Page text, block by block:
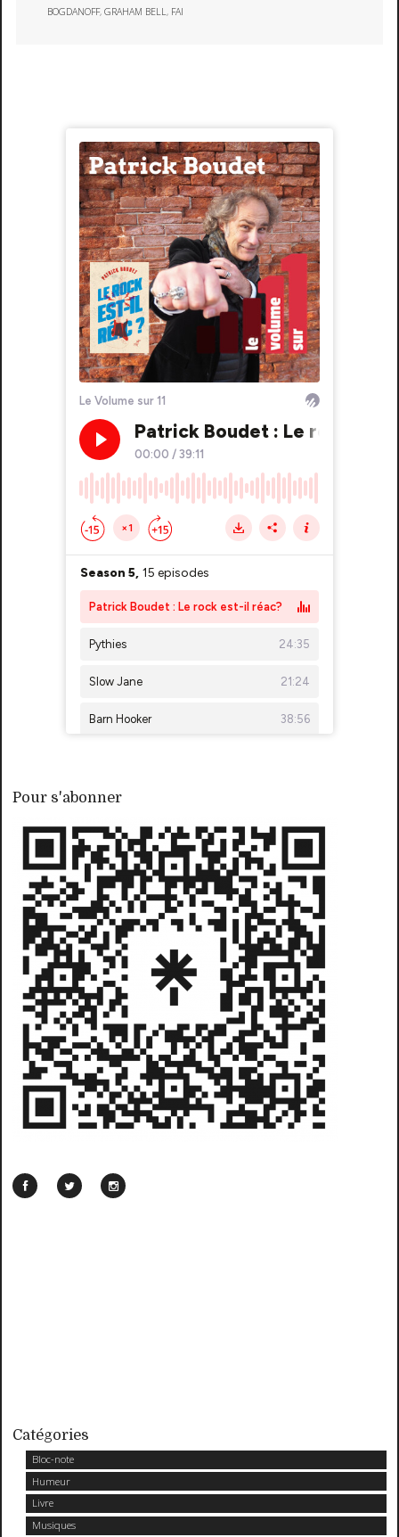
Pour s'abonner
Catégories
Bloc-note
Humeur
Livre
Musiques
BOGDANOFF,GRAHAM BELL, FAI